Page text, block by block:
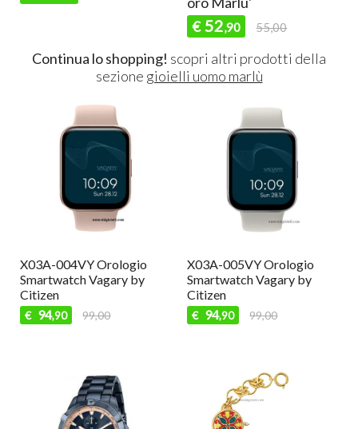
Continua lo shopping! scopri altri prodotti della
sezione gioielli uomo marlù
X03A-002VY Orologio
Smartwatch Vagary by
Citizen
€ 94,90 99,00
SWLJ005 Orologio
Smartwatch donna Liu jo
€ 79,90